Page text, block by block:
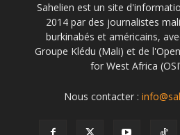
Sahelien est un site
2014 par des journalistes
burkinabés et américains,
Groupe Klédu (Mali) et de
for West Africa
Nous contacter :